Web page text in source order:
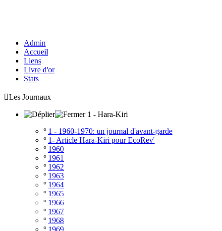
Admin
Accueil
Liens
Livre d'or
Stats
Les Journaux
1 - Hara-Kiri
º 1 - 1960-1970: un journal d'avant-garde
º 1- Article Hara-Kiri pour EcoRev'
º 1960
º 1961
º 1962
º 1963
º 1964
º 1965
º 1966
º 1967
º 1968
º 1969